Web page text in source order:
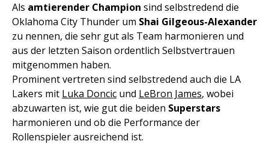
Als amtierender Champion sind selbstredend die
Oklahoma City Thunder um Shai Gilgeous-Alexander
zu nennen, die sehr gut als Team harmonieren und
aus der letzten Saison ordentlich Selbstvertrauen
mitgenommen haben.
Prominent vertreten sind selbstredend auch die LA
Lakers mit Luka Doncic und LeBron James, wobei
abzuwarten ist, wie gut die beiden Superstars
harmonieren und ob die Performance der
Rollenspieler ausreichend ist.